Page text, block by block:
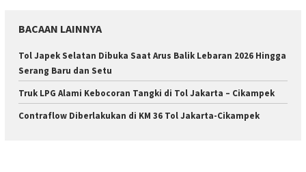
BACAAN LAINNYA
Tol Japek Selatan Dibuka Saat Arus Balik Lebaran 2026 Hingga
Serang Baru dan Setu
Truk LPG Alami Kebocoran Tangki di Tol Jakarta – Cikampek
Contraflow Diberlakukan di KM 36 Tol Jakarta-Cikampek